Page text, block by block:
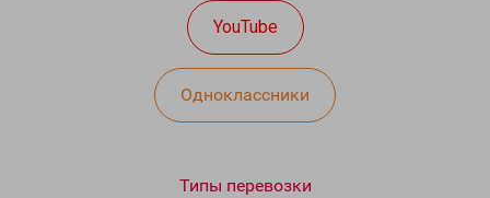
YouTube
Одноклассники
Типы перевозки